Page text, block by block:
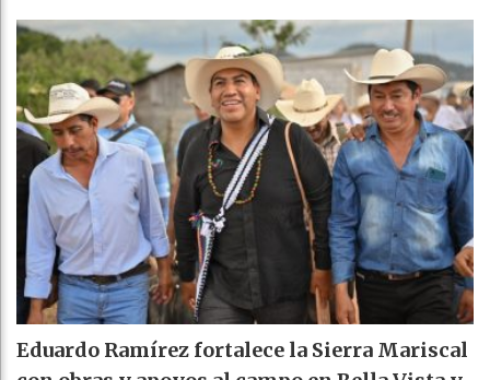
Eduardo Ramírez fortalece la Sierra Mariscal